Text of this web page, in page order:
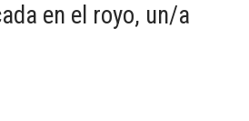
en el royo, un/a